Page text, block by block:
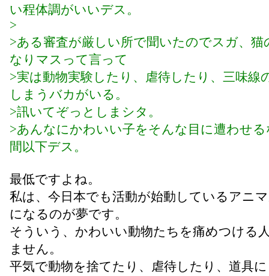
い程体調がいいデス。
>
>ある審査が厳しい所で聞いたのでスガ、猫
なりマスって言って
>実は動物実験したり、虐待したり、三味線
しまうバカがいる。
>訊いてぞっとしまシタ。
>あんなにかわいい子をそんな目に遭わせ
間以下デス。
最低ですよね。
私は、今日本でも活動が始動しているアニ
になるのが夢です。
そういう、かわいい動物たちを痛めつける
ません。
平気で動物を捨てたり、虐待したり、道具